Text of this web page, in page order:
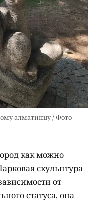
алматинцу / Фото
как можно
скульптура
от
статуса, она